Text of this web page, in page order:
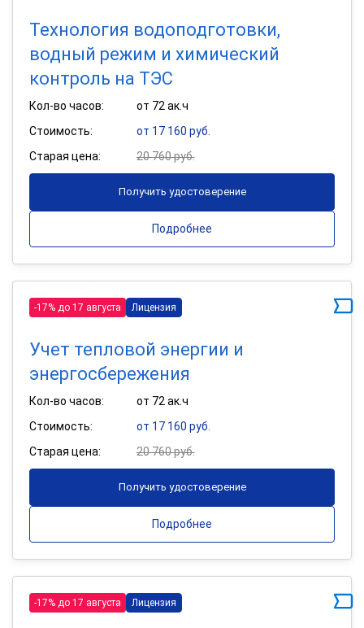
Технология водоподготовки,
водный режим и химический
контроль на ТЭС
Кол-во часов:
от 72 ак.ч
Стоимость:
от 17 160 руб.
Старая цена:
20 760 руб.
Получить удостоверение
Подробнее
-17% до 17 августа Лицензия
Учет тепловой энергии и
энергосбережения
Кол-во часов:
от 72 ак.ч
Стоимость:
от 17 160 руб.
Старая цена:
20 760 руб.
Получить удостоверение
Подробнее
-17% до 17 августа Лицензия